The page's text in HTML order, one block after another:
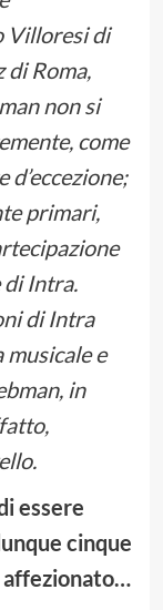
Villoresi di
di Roma,
non si
come
d’eccezione;
primari,
di Intra.
di Intra
e
in
essere
cinque
affezionato…